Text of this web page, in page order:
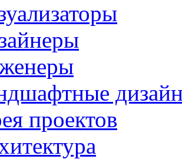
проектов